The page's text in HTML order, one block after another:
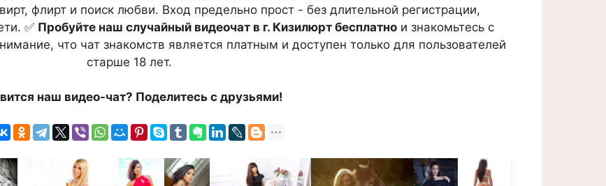
флирт и поиск любви. Вход предельно прост - без длительной регистрации,
✅ Пробуйте наш случайный видеочат в г. Кизилюрт бесплатнои знакомьтесь с
что чат знакомств является платным и доступен только для пользователей
старше 18 лет.
наш видео-чат? Поделитесь с друзьями!